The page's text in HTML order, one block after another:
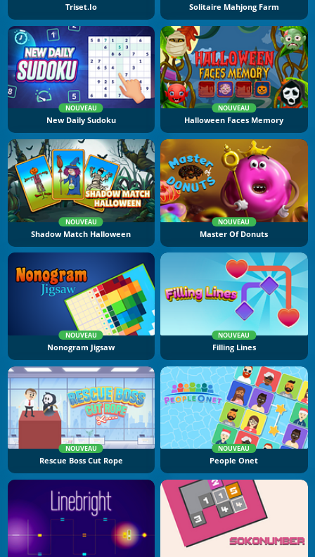
Triset.io Solitaire Mahjong Farm
NOUVEAU
New Daily Sudoku
NOUVEAU
Halloween Faces Memory
NOUVEAU
Shadow Match Halloween
NOUVEAU
Master Of Donuts
NOUVEAU
Nonogram Jigsaw
NOUVEAU
Filling Lines
NOUVEAU
Rescue Boss Cut Rope
NOUVEAU
People Onet